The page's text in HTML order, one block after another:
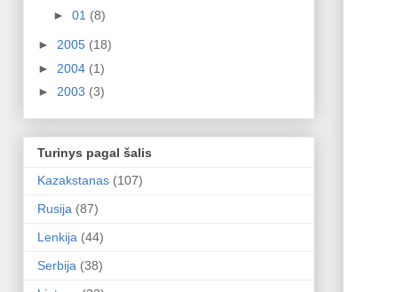
► 01 (8)
► 2005 (18)
► 2004 (1)
► 2003 (3)
Turinys pagal šalis
Kazakstanas (107)
Rusija (87)
Lenkija (44)
Serbija (38)